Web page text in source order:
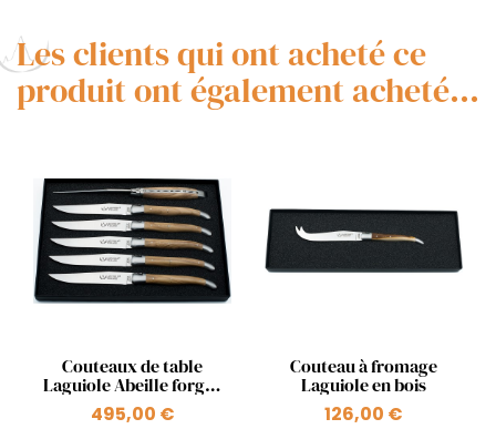
Les clients qui ont acheté ce
produit ont également acheté...
Aperçu rapide
Couteaux de table
Laguiole Abeille forgée
en olivier
495,00 €
Aperçu rapide
Couteau à fromage
Laguiole en bois
126,00 €